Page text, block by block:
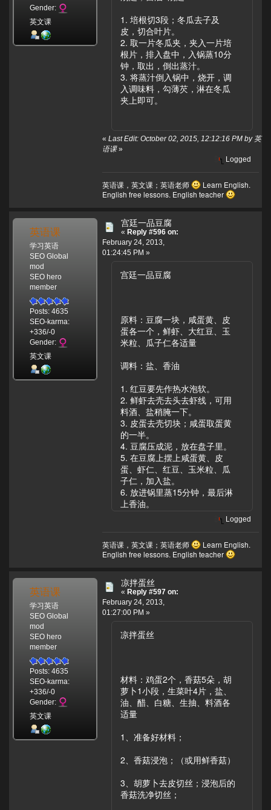
Gender:
英文课
1. 培根切3段；冬瓜去子及
皮，切合叶片。
2. 取一片冬瓜夹，夹入一片培
根片，排入盘中，入锅蒸10分
钟，取出，倒出蒸汁。
3. 将蒸汁倒入锅中，烧开，调
入调味料，勾薄芡，淋在冬瓜
夹上即可。
« Last Edit: October 02, 2015, 12:12:16 PM by 英
语课»
Logged
英语课，英文课；英语老师
Learn English.
English free lessons. English teacher
英语课
学习英语
SEO Global
mod
SEO hero
member
Posts: 4635
SEO-karma:
+336/-0
Gender:
英文课
宫廷一品豆腐
« Reply #596 on:
February 24, 2013,
01:24:45 PM »
宫廷一品豆腐
原料：豆腐一块，咸蛋黄、皮
蛋各一个，鲜虾、大红豆、玉
米粒、瓜子仁各适量
调料：盐、香油
1. 红豆要先作热水泡软。
2. 鲜虾去壳去头去虾线，可用
料酒、盐稍腌一下。
3. 皮蛋去壳切块；咸蛋取蛋黄
的一半。
4. 豆腐压成泥，放在盘子里。
5. 在豆腐上摆上咸蛋黄、皮
蛋、虾仁、红豆、玉米粒、瓜
子仁，加入盐。
6. 放进锅里蒸15分钟，最后淋
上香油。
Logged
英语课，英文课；英语老师
Learn English.
English free lessons. English teacher
英语课
学习英语
SEO Global
mod
SEO hero
member
Posts: 4635
SEO-karma:
+336/-0
Gender:
英文课
凉拌蛋丝
« Reply #597 on:
February 24, 2013,
01:27:00 PM »
凉拌蛋丝
材料：鸡蛋2个，香菇5朵，胡
萝卜1小段，生菜叶4片，盐、
油、醋、白糖、生抽、料酒各
适量
1、准备好材料；
2、香菇浸泡；（或用鲜香菇）
3、胡萝卜去皮切丝；浸泡后的
香菇洗净切丝；